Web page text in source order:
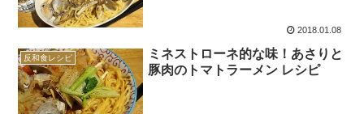
2018.01.08
反和食レシピ
ミネストローネ的な味！あさりと
豚肉のトマトラーメン レシピ